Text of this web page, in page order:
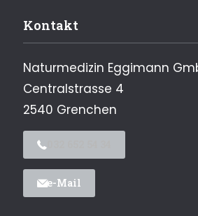
Kontakt
Naturmedizin Eggimann
Centralstrasse 4
2540 Grenchen
e-Mail